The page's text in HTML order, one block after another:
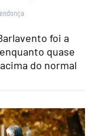
foi a
quase
do normal